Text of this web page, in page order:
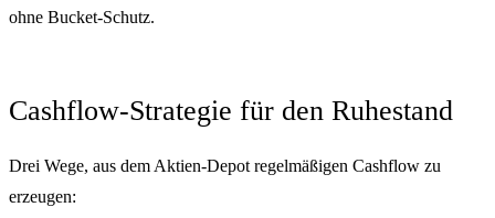
ohne Bucket-Schutz.
Cashflow-Strategie für den Ruhestand
Drei Wege, aus dem Aktien-Depot regelmäßigen Cashflow zu
erzeugen: